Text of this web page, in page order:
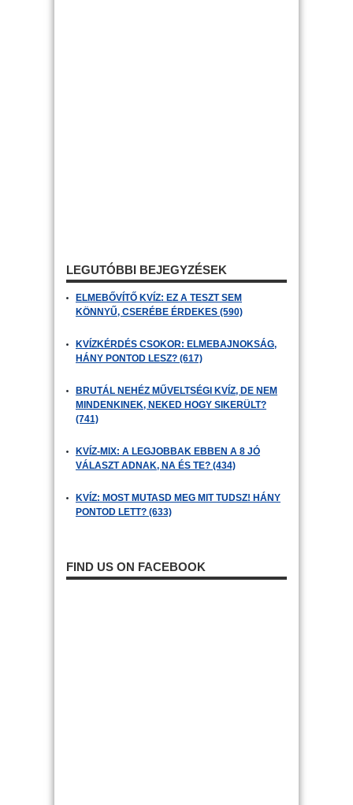
LEGUTÓBBI BEJEGYZÉSEK
ELMEBŐVÍTŐ KVÍZ: EZ A TESZT SEM
KÖNNYŰ, CSERÉBE ÉRDEKES (590)
KVÍZKÉRDÉS CSOKOR: ELMEBAJNOKSÁG,
HÁNY PONTOD LESZ? (617)
BRUTÁL NEHÉZ MŰVELTSÉGI KVÍZ, DE NEM
MINDENKINEK, NEKED HOGY SIKERÜLT?
(741)
KVÍZ-MIX: A LEGJOBBAK EBBEN A 8 JÓ
VÁLASZT ADNAK, NA ÉS TE? (434)
KVÍZ: MOST MUTASD MEG MIT TUDSZ! HÁNY
PONTOD LETT? (633)
FIND US ON FACEBOOK